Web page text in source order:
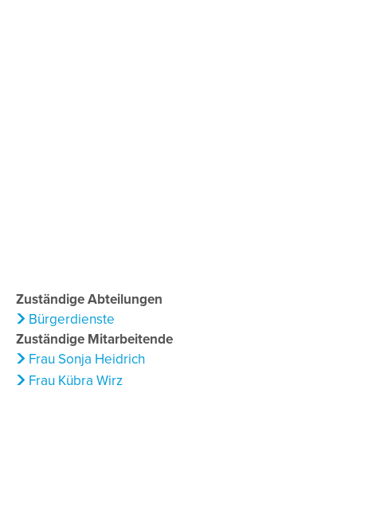
Zuständige Abteilungen
Bürgerdienste
Zuständige Mitarbeitende
Frau Sonja Heidrich
Frau Kübra Wirz